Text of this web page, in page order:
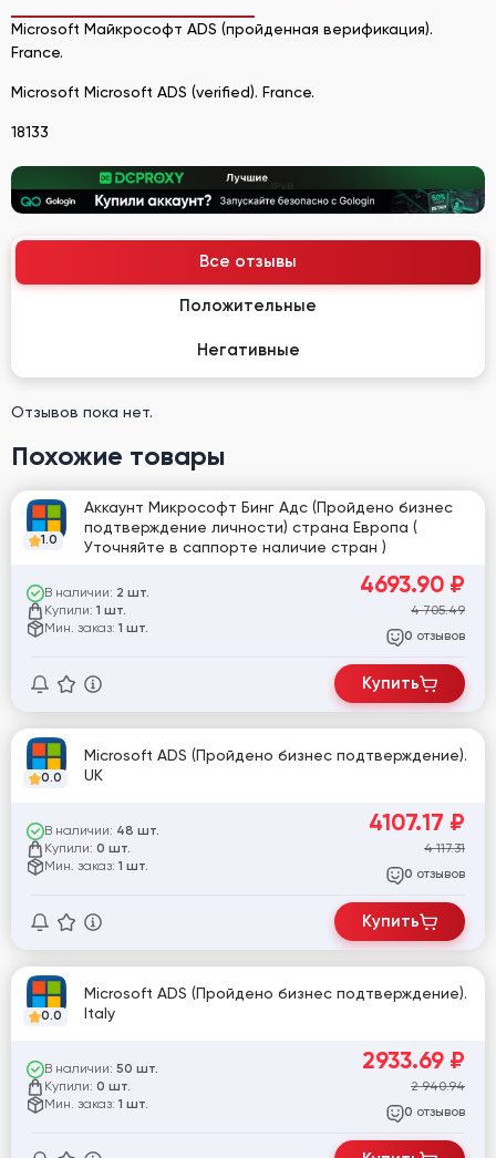
Microsoft Майкрософт ADS (пройденная верификация).
France.
Microsoft Microsoft ADS (verified). France.
18133
Все отзывы
Положительные
Негативные
Отзывов пока нет.
Похожие товары
1.0
Аккаунт Микрософт Бинг Адс (Пройдено бизнес
подтверждение личности) страна Европа (
Уточняйте в саппорте наличие стран )
В наличии: 2 шт.
Купили: 1 шт.
Мин. заказ: 1 шт.
4693.90 ₽
4 705.49
0 отзывов
Купить
0.0
Microsoft ADS (Пройдено бизнес подтверждение).
UK
В наличии: 48 шт.
Купили: 0 шт.
Мин. заказ: 1 шт.
4107.17 ₽
4 117.31
0 отзывов
Купить
0.0
Microsoft ADS (Пройдено бизнес подтверждение).
Italy
В наличии: 50 шт.
Купили: 0 шт.
Мин. заказ: 1 шт.
2933.69 ₽
2 940.94
0 отзывов